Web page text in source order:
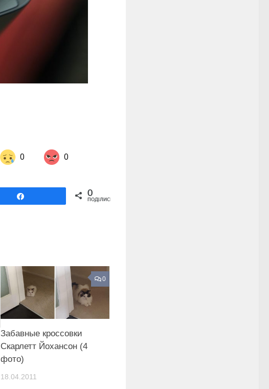
0 0
Share on Twitter 0
ПОДІЛИСЬ
0
Забавные кроссовки
Скарлетт Йохансон (4
фото)
18.04.2011